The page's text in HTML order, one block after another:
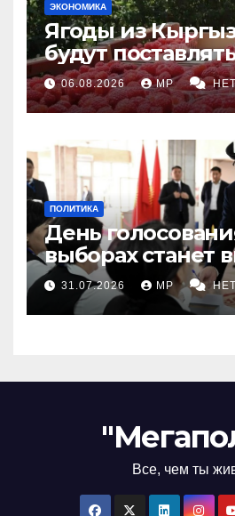
ЭКОНОМИКА
Ягоды из
будут
06.08.2026 MP
ПОЛИТИКА
День
выборах станет
31.07.2026 MP
Все, чем ты